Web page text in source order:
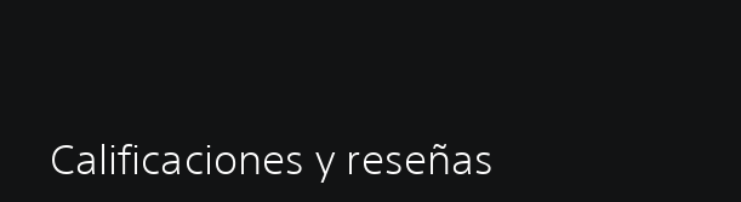
Calificaciones y reseñas